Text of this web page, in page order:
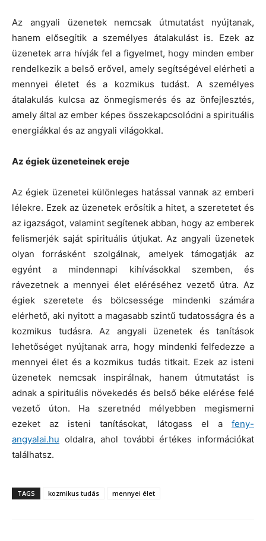
Az angyali üzenetek nemcsak útmutatást nyújtanak,
hanem elősegítik a személyes átalakulást is. Ezek az
üzenetek arra hívják fel a figyelmet, hogy minden ember
rendelkezik a belső erővel, amely segítségével elérheti a
mennyei életet és a kozmikus tudást. A személyes
átalakulás kulcsa az önmegismerés és az önfejlesztés,
amely által az ember képes összekapcsolódni a spirituális
energiákkal és az angyali világokkal.
Az égiek üzeneteinek ereje
Az égiek üzenetei különleges hatással vannak az emberi
lélekre. Ezek az üzenetek erősítik a hitet, a szeretetet és
az igazságot, valamint segítenek abban, hogy az emberek
felismerjék saját spirituális útjukat. Az angyali üzenetek
olyan forrásként szolgálnak, amelyek támogatják az
egyént a mindennapi kihívásokkal szemben, és
rávezetnek a mennyei élet eléréséhez vezető útra. Az
égiek szeretete és bölcsessége mindenki számára
elérhető, aki nyitott a magasabb szintű tudatosságra és a
kozmikus tudásra. Az angyali üzenetek és tanítások
lehetőséget nyújtanak arra, hogy mindenki felfedezze a
mennyei élet és a kozmikus tudás titkait. Ezek az isteni
üzenetek nemcsak inspirálnak, hanem útmutatást is
adnak a spirituális növekedés és belső béke elérése felé
vezető úton. Ha szeretnéd mélyebben megismerni
ezeket az isteni tanításokat, látogass el a feny-
angyalai.hu oldalra, ahol további értékes információkat
találhatsz.
TAGS kozmikus tudás mennyei élet